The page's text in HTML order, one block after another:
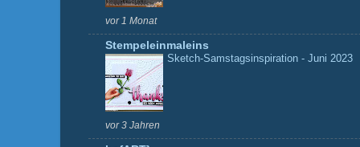
vor 1 Monat
Stempeleinmaleins
Sketch-Samstagsinspiration - Juni 2023
vor 3 Jahren